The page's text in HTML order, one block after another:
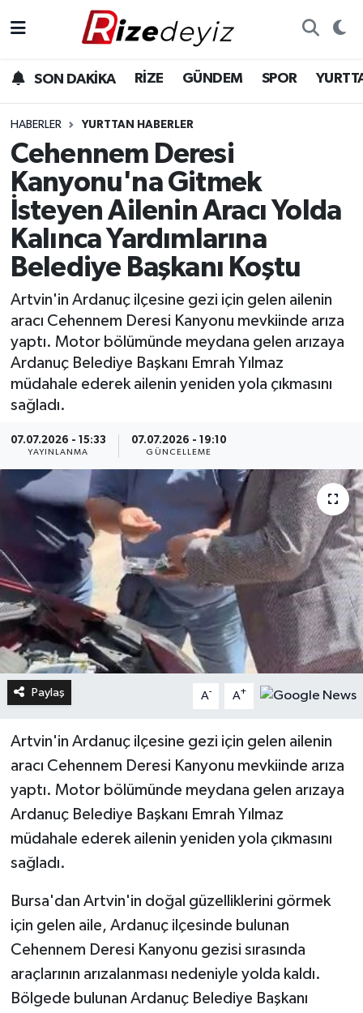
SON DAKİKA RİZE GÜNDEM SPOR
HABERLER YURTTAN HABERLER
Cehennem Deresi
Kanyonu'na Gitmek
İsteyen Ailenin Aracı Yolda
Kalınca Yardımlarına
Belediye Başkanı Koştu
Artvin'in Ardanuç ilçesine gezi için gelen ailenin
aracı Cehennem Deresi Kanyonu mevkiinde arıza
yaptı. Motor bölümünde meydana gelen arızaya
Ardanuç Belediye Başkanı Emrah Yılmaz
müdahale ederek ailenin yeniden yola çıkmasını
sağladı.
07.07.2026 - 15:33
YAYINLANMA
07.07.2026 - 19:10
GÜNCELLEME
Paylaş A- A+
Artvin'in Ardanuç ilçesine gezi için gelen ailenin
aracı Cehennem Deresi Kanyonu mevkiinde arıza
yaptı. Motor bölümünde meydana gelen arızaya
Ardanuç Belediye Başkanı Emrah Yılmaz
müdahale ederek ailenin yeniden yola çıkmasını
sağladı.
Bursa'dan Artvin'in doğal güzelliklerini görmek
için gelen aile, Ardanuç ilçesinde bulunan
Cehennem Deresi Kanyonu gezisi sırasında
araçlarının arızalanması nedeniyle yolda kaldı.
Bölgede bulunan Ardanuç Belediye Başkanı
Gündem
Yurttan Haberler
Ekonomi
Teknoloji
Sağlık
Rize Hava Durumu
Rize Trafik Yoğunluk Haritası
Süper Lig Puan Durumu ve Fikstür
Tüm Manşetler
Son Dakika Haberleri
Haber Arşivi